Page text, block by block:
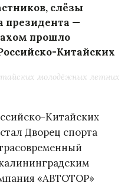
слёзы
президента —
прошло
Китайских
молодёжных летних
Китайских
Дворец спорта
«АВТОТОР»